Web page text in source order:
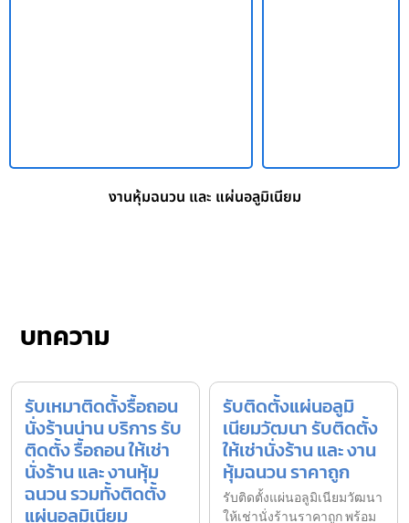
งานหุ้มฉนวน และ แผ่นอลูมิเนียม
บทความ
รับเหมาติดตั้งรื้อถอน
นั่งร้านน่าน บริการ รับ
ติดตั้ง รื้อถอน ให้เช่า
นั่งร้าน และ งานหุ้ม
ฉนวน รวมทั้งติดตั้ง
แผ่นอลูมิเนียม
รับติดตั้งแผ่นอลูมิ
เนียมวัฒนา รับติดตั้ง
ให้เช่านั่งร้าน และ งาน
หุ้มฉนวน ราคาถูก
รับติดตั้งแผ่นอลูมิเนียมวัฒนา
ให้เช่านั่งร้านราคาถูก พร้อม